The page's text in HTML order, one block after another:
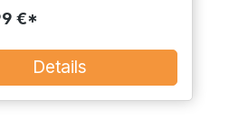
€*
Details